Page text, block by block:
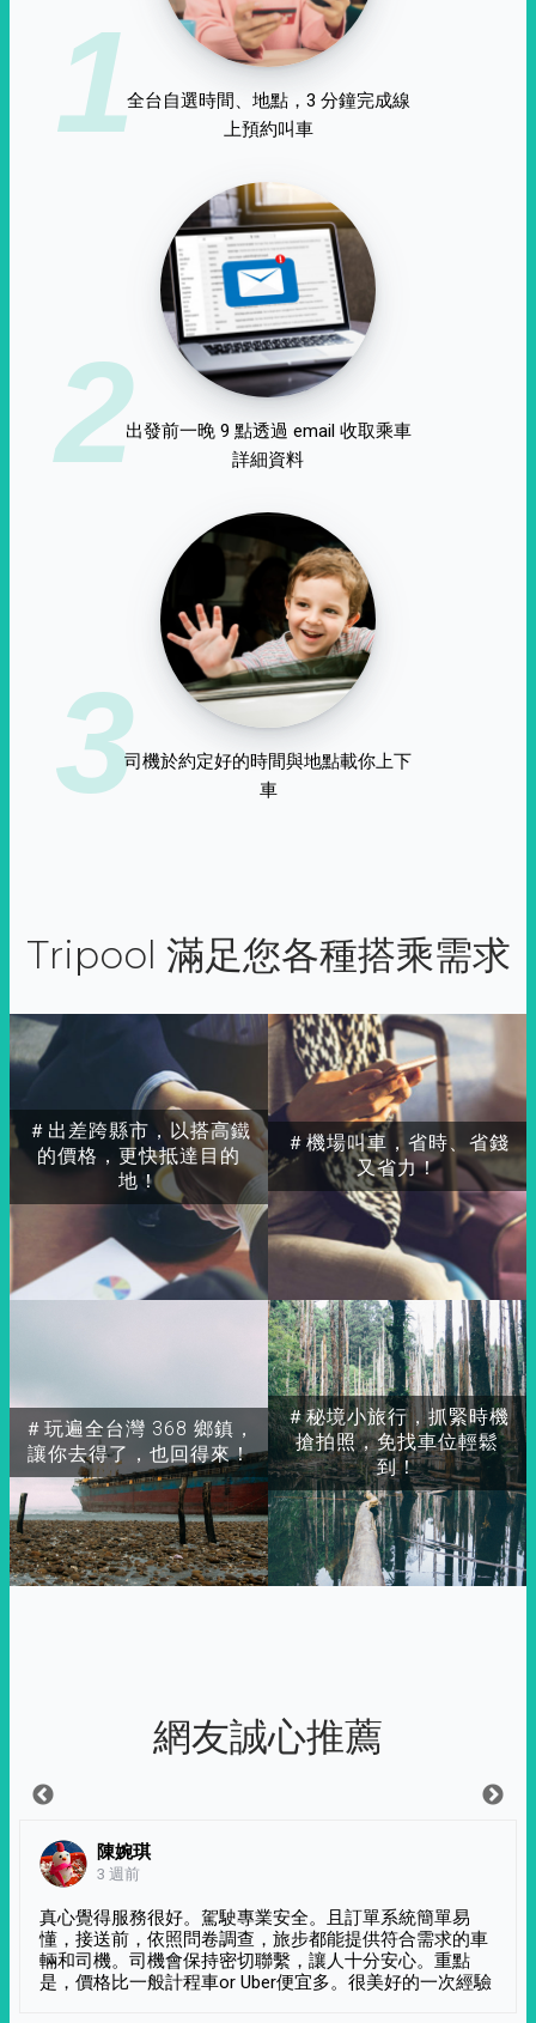
1全台自選時間、地點，3 分鐘完成線
上預約叫車
2出發前一晚 9 點透過 email 收取乘車
詳細資料
3司機於約定好的時間與地點載你上下
車
Tripool 滿足您各種搭乘需求
＃出差跨縣市，以搭高鐵
的價格，更快抵達目的
地！
＃玩遍全台灣 368 鄉鎮，
讓你去得了，也回得來！
＃秘境小旅行，抓緊時機
搶拍照，免找車位輕鬆
到！
＃機場叫車，省時、省錢
又省力！
網友誠心推薦
陳婉琪
3 週前
真心覺得服務很好。駕駛專業安全。且訂單系統簡單易
懂，接送前，依照問卷調查，旅步都能提供符合需求的車
輛和司機。司機會保持密切聯繫，讓人十分安心。重點
是，價格比一般計程車or Uber便宜多。很美好的一次經驗